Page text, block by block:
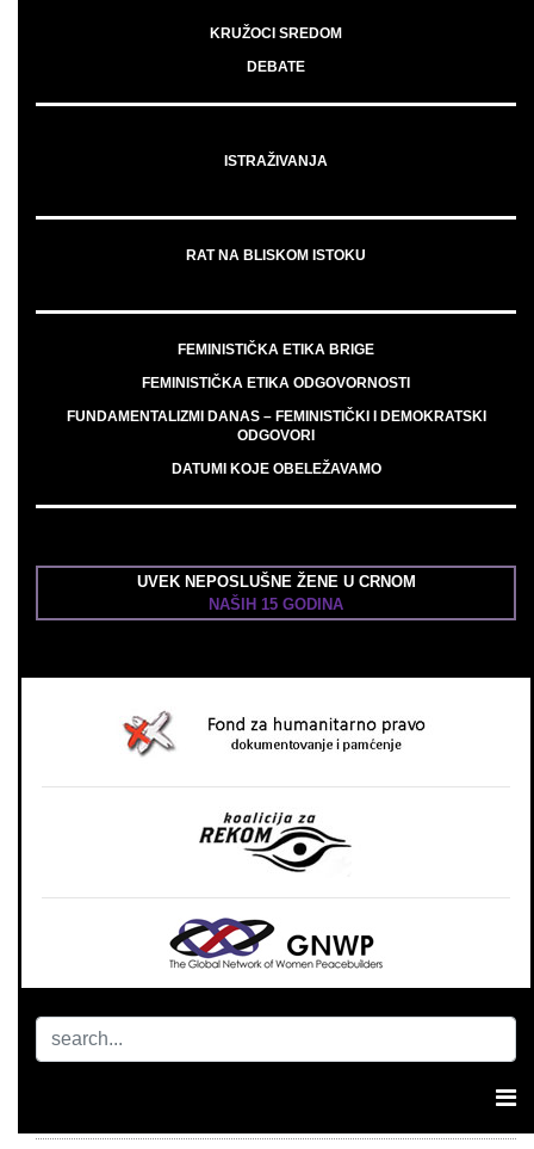
KRUŽOCI SREDOM
DEBATE
ISTRAŽIVANJA
RAT NA BLISKOM ISTOKU
FEMINISTIČKA ETIKA BRIGE
FEMINISTIČKA ETIKA ODGOVORNOSTI
FUNDAMENTALIZMI DANAS – FEMINISTIČKI I DEMOKRATSKI
ODGOVORI
DATUMI KOJE OBELEŽAVAMO
UVEK NEPOSLUŠNE ŽENE U CRNOM
NAŠIH 15 GODINA